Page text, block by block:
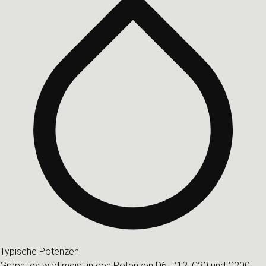
Typische Potenzen